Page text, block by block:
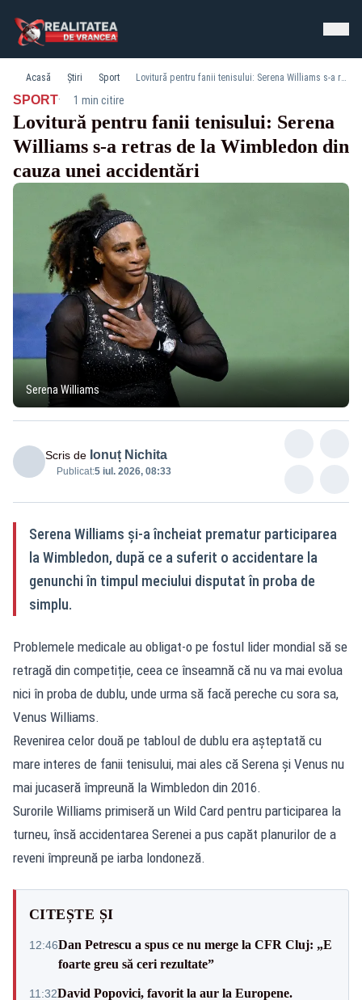
Acasă Știri Sport Lovitură pentru fanii tenisului: Serena Williams s-a retras de la Wimbledon din cauza unei accidentări
SPORT· 1 min citire
Lovitură pentru fanii tenisului: Serena
Williams s-a retras de la Wimbledon din
cauza unei accidentări
Serena Williams
Scris de Ionuț Nichita
Publicat:5 iul. 2026, 08:33
Serena Williams și-a încheiat prematur participarea
la Wimbledon, după ce a suferit o accidentare la
genunchi în timpul meciului disputat în proba de
simplu.
Problemele medicale au obligat-o pe fostul lider mondial să se
retragă din competiție, ceea ce înseamnă că nu va mai evolua
nici în proba de dublu, unde urma să facă pereche cu sora sa,
Venus Williams.
Revenirea celor două pe tabloul de dublu era așteptată cu
mare interes de fanii tenisului, mai ales că Serena și Venus nu
mai jucaseră împreună la Wimbledon din 2016.
Surorile Williams primiseră un Wild Card pentru participarea la
turneu, însă accidentarea Serenei a pus capăt planurilor de a
reveni împreună pe iarba londoneză.
CITEȘTE ȘI
12:46Dan Petrescu a spus ce nu merge la CFR Cluj: „E
foarte greu să ceri rezultate”
11:32David Popovici, favorit la aur la Europene.